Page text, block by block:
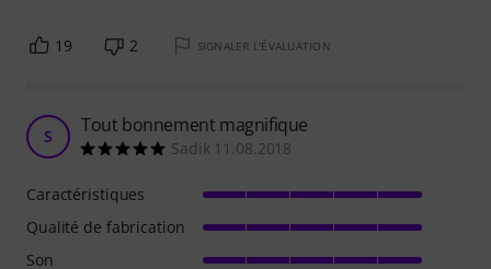
19 2 SIGNALER L'ÉVALUATION
S Tout bonnement magnifique
Sadik 11.08.2018
Caractéristiques
Qualité de fabrication
Son